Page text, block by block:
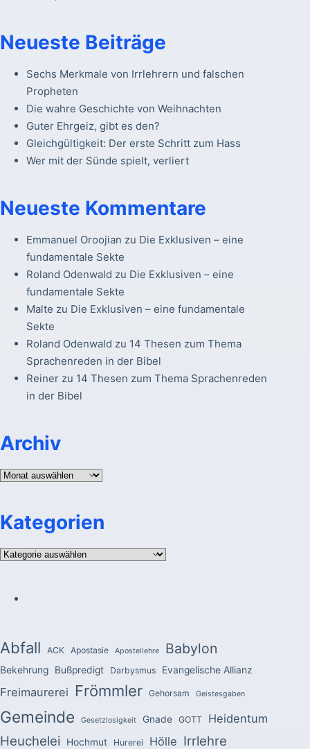
Neueste Beiträge
Sechs Merkmale von Irrlehrern und falschen
Propheten
Die wahre Geschichte von Weihnachten
Guter Ehrgeiz, gibt es den?
Gleichgültigkeit: Der erste Schritt zum Hass
Wer mit der Sünde spielt, verliert
Neueste Kommentare
Emmanuel Oroojian zu Die Exklusiven – eine
fundamentale Sekte
Roland Odenwald zu Die Exklusiven – eine
fundamentale Sekte
Malte zu Die Exklusiven – eine fundamentale
Sekte
Roland Odenwald zu 14 Thesen zum Thema
Sprachenreden in der Bibel
Reinerzu 14 Thesen zum Thema Sprachenreden
in der Bibel
Archiv
Archiv
Kategorien
Kategorien
Abfall ACK Apostasie Apostellehre Babylon
Bekehrung Bußpredigt Darbysmus Evangelische Allianz
Freimaurerei Frömmler Gehorsam Geistesgaben
Gemeinde Gesetzlosigkeit Gnade GOTT Heidentum
Heuchelei Hochmut Hurerei Hölle Irrlehre